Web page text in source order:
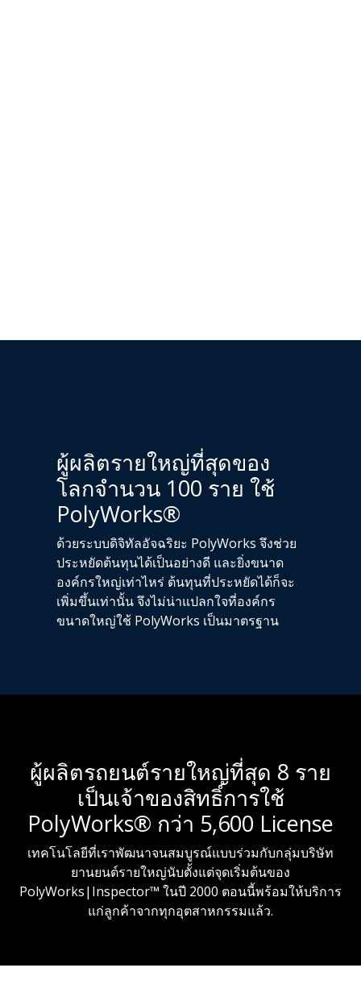
ผู้ผลิตรายใหญ่ที่สุดของ
โลกจำนวน 100 ราย ใช้
PolyWorks®
ด้วยระบบดิจิทัลอัจฉริยะ PolyWorks จึงช่วย
ประหยัดต้นทุนได้เป็นอย่างดี และยิ่งขนาด
องค์กรใหญ่เท่าไหร่ ต้นทุนที่ประหยัดได้ก็จะ
เพิ่มขึ้นเท่านั้น จึงไม่น่าแปลกใจที่องค์กร
ขนาดใหญ่ใช้ PolyWorks เป็นมาตรฐาน
ผู้ผลิตรถยนต์รายใหญ่ที่สุด 8 ราย
เป็นเจ้าของสิทธิ์การใช้
PolyWorks® กว่า 5,600 License
เทคโนโลยีที่เราพัฒนาจนสมบูรณ์แบบร่วมกับกลุ่มบริษัท
ยานยนต์รายใหญ่นับตั้งแต่จุดเริ่มต้นของ
PolyWorks|Inspector™ ในปี 2000 ตอนนี้พร้อมให้บริการ
แก่ลูกค้าจากทุกอุตสาหกรรมแล้ว.